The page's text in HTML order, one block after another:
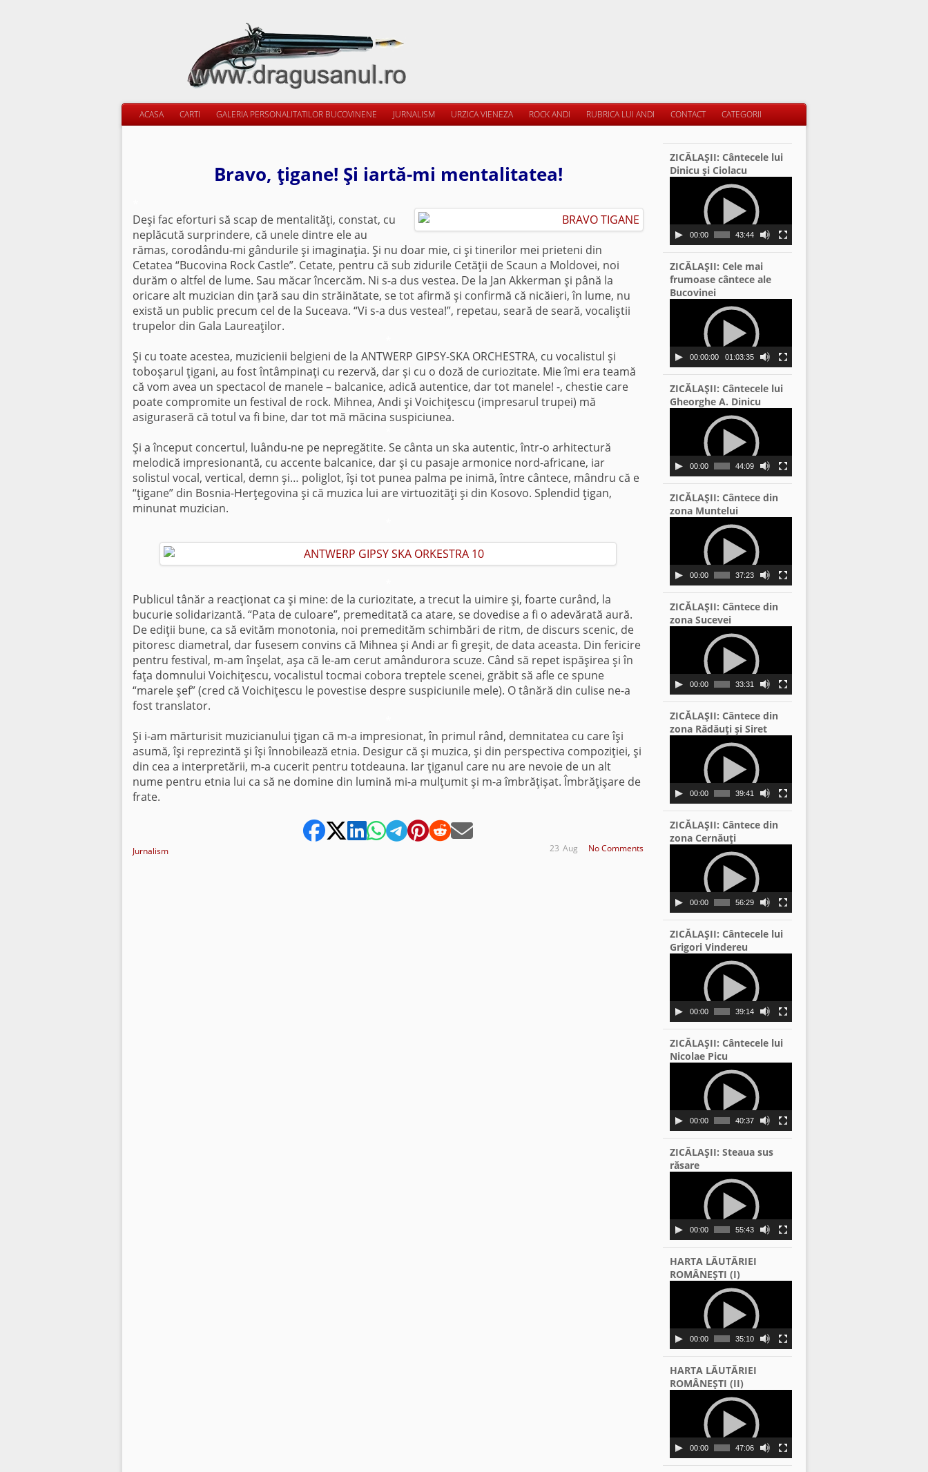
ACASA CARTI GALERIA PERSONALITATILOR BUCOVINENE JURNALISM URZICA VIENEZA ROCK ANDI RUBRICA LUI ANDI CONTACT CATEGORII
Bravo, ţigane! Şi iartă-mi mentalitatea!
Deşi fac eforturi să scap de mentalităţi, constat, cu
neplăcută surprindere, că unele dintre ele au
rămas, corodându-mi gândurile şi imaginaţia. Şi nu doar mie, ci şi tinerilor mei prieteni din
Cetatea “Bucovina Rock Castle”. Cetate, pentru că sub zidurile Cetăţii de Scaun a Moldovei, noi
durăm o altfel de lume. Sau măcar încercăm. Ni s-a dus vestea. De la Jan Akkerman şi până la
oricare alt muzician din ţară sau din străinătate, se tot afirmă şi confirmă că nicăieri, în lume, nu
există un public precum cel de la Suceava. “Vi s-a dus vestea!”, repetau, seară de seară, vocaliştii
trupelor din Gala Laureaţilor.
Şi cu toate acestea, muzicienii belgieni de la ANTWERP GIPSY-SKA ORCHESTRA, cu vocalistul şi
toboşarul ţigani, au fost întâmpinaţi cu rezervă, dar şi cu o doză de curiozitate. Mie îmi era teamă
că vom avea un spectacol de manele – balcanice, adică autentice, dar tot manele! -, chestie care
poate compromite un festival de rock. Mihnea, Andi şi Voichiţescu (impresarul trupei) mă
asiguraseră că totul va fi bine, dar tot mă măcina suspiciunea.
Şi a început concertul, luându-ne pe nepregătite. Se cânta un ska autentic, într-o arhitectură
melodică impresionantă, cu accente balcanice, dar şi cu pasaje armonice nord-africane, iar
solistul vocal, vertical, demn şi… poliglot, îşi tot punea palma pe inimă, între cântece, mândru că e
“ţigane” din Bosnia-Herţegovina şi că muzica lui are virtuozităţi şi din Kosovo. Splendid ţigan,
minunat muzician.
Publicul tânăr a reacţionat ca şi mine: de la curiozitate, a trecut la uimire şi, foarte curând, la
bucurie solidarizantă. “Pata de culoare”, premeditată ca atare, se dovedise a fi o adevărată aură.
De ediţii bune, ca să evităm monotonia, noi premedităm schimbări de ritm, de discurs scenic, de
pitoresc diametral, dar fusesem convins că Mihnea şi Andi ar fi greşit, de data aceasta. Din fericire
pentru festival, m-am înşelat, aşa că le-am cerut amândurora scuze. Când să repet ispăşirea şi în
faţa domnului Voichiţescu, vocalistul tocmai cobora treptele scenei, grăbit să afle ce spune
“marele şef” (cred că Voichiţescu le povestise despre suspiciunile mele). O tânără din culise ne-a
fost translator.
Şi i-am mărturisit muzicianului ţigan că m-a impresionat, în primul rând, demnitatea cu care îşi
asumă, îşi reprezintă şi îşi înnobilează etnia. Desigur că şi muzica, şi din perspectiva compoziţiei, şi
din cea a interpretării, m-a cucerit pentru totdeauna. Iar ţiganul care nu are nevoie de un alt
nume pentru etnia lui ca să ne domine din lumină mi-a mulţumit şi m-a îmbrăţişat. Îmbrăţişare de
frate.
Jurnalism No Comments
Aug
23
ZICĂLAŞII: Cântecele lui
Dinicu şi Ciolacu
00:00 43:44
ZICĂLAŞII: Cele mai
frumoase cântece ale
Bucovinei
00:00:00 01:03:35
ZICĂLAŞII: Cântecele lui
Gheorghe A. Dinicu
00:00 44:09
ZICĂLAŞII: Cântece din
zona Muntelui
00:00 37:23
ZICĂLAŞII: Cântece din
zona Sucevei
00:00 33:31
ZICĂLAŞII: Cântece din
zona Rădăuţi şi Siret
00:00 39:41
ZICĂLAŞII: Cântece din
zona Cernăuţi
00:00 56:29
ZICĂLAŞII: Cântecele lui
Grigori Vindereu
00:00 39:14
ZICĂLAŞII: Cântecele lui
Nicolae Picu
00:00 40:37
ZICĂLAŞII: Steaua sus
răsare
00:00 55:43
HARTA LĂUTĂRIEI
ROMÂNEŞTI (I)
00:00 35:10
HARTA LĂUTĂRIEI
ROMÂNEŞTI (II)
00:00 47:06